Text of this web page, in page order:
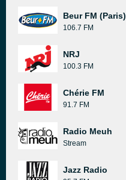
Beur FM (Paris)
106.7 FM
NRJ
100.3 FM
Chérie FM
91.7 FM
Radio Meuh
Stream
Jazz Radio